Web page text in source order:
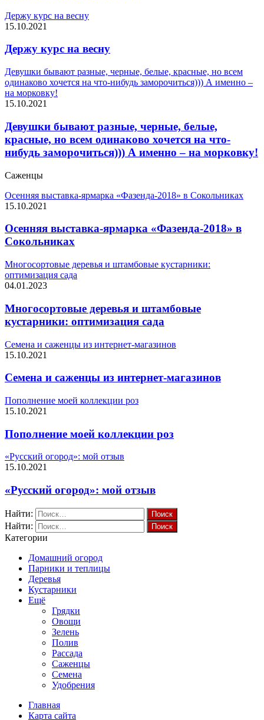
Держу курс на весну
15.10.2021
Держу курс на весну
Девушки бывают разные, черные, белые, красные, но всем
одинаково хочется на что-нибудь заморочиться))) А именно –
на морковку!
15.10.2021
Девушки бывают разные, черные, белые,
красные, но всем одинаково хочется на что-
нибудь заморочиться))) А именно – на морковку!
Саженцы
Осенняя выставка-ярмарка «Фазенда-2018» в Сокольниках
15.10.2021
Осенняя выставка-ярмарка «Фазенда-2018» в
Сокольниках
Многосортовые деревья и штамбовые кустарники:
оптимизация сада
04.01.2023
Многосортовые деревья и штамбовые
кустарники: оптимизация сада
Семена и саженцы из интернет-магазинов
15.10.2021
Семена и саженцы из интернет-магазинов
Пополнение моей коллекции роз
15.10.2021
Пополнение моей коллекции роз
«Русский огород»: мой отзыв
15.10.2021
«Русский огород»: мой отзыв
Найти:
Найти:
Категории
Домашний огород
Парники и теплицы
Деревья
Кустарники
Ещё
Грядки
Овощи
Зелень
Полив
Рассада
Саженцы
Семена
Удобрения
Главная
Карта сайта